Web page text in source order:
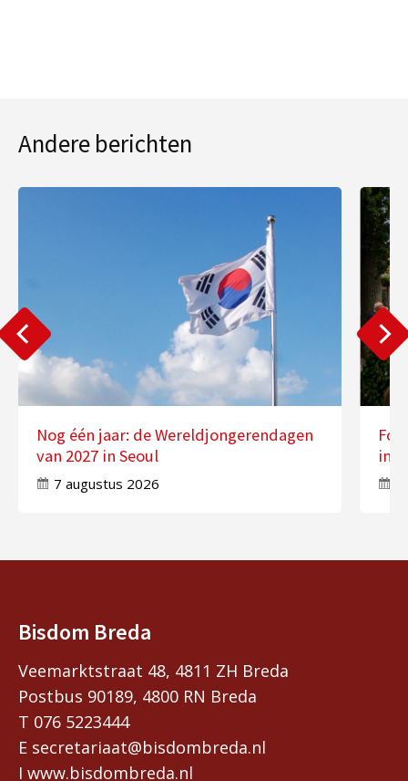
Andere berichten
Nog één jaar: de Wereldjongerendagen
van 2027 in Seoul
7 augustus 2026
in
Bisdom Breda
Veemarktstraat 48, 4811 ZH Breda
Postbus 90189, 4800 RN Breda
T 076 5223444
E secretariaat@bisdombreda.nl
I www.bisdombreda.nl